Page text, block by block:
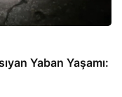
Yaban Yaşamı: